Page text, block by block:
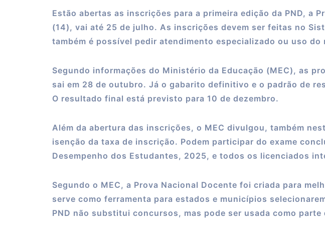
Estão abertas as inscrições para a primeira edição da PND, a
(14), vai até 25 de julho. As inscrições devem ser feitas no
também é possível pedir atendimento especializado ou uso do
Segundo informações do Ministério da Educação (MEC), as
sai em 28 de outubro. Já o gabarito definitivo e o padrão de
O resultado final está previsto para 10 de dezembro.
Além da abertura das inscrições, o MEC divulgou, também
isenção da taxa de inscrição. Podem participar do exame
Desempenho dos Estudantes, 2025, e todos os licenciados
Segundo o MEC, a Prova Nacional Docente foi criada para
serve como ferramenta para estados e municípios
PND não substitui concursos, mas pode ser usada como parte